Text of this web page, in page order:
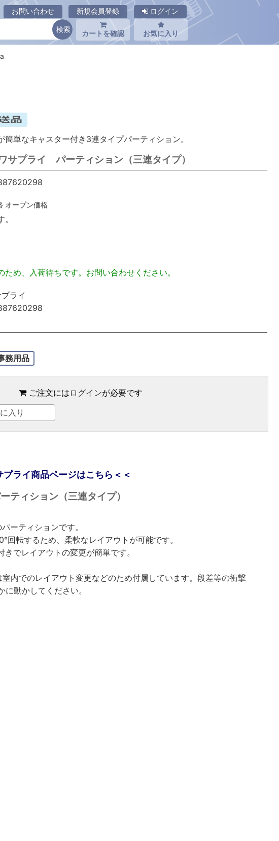
お問い合わせ 新規会員登録 ログイン
カートを確認 お気に入り
簡単なキャスター付き3連タイプパーティション。
サプライ パーティション（三連タイプ）
オープン価格
ため、入荷待ちです。お問い合わせください。
ライ
務用品
ご注文には ログインが必要です
入り
プライ商品ページはこちら＜＜
ティション（三連タイプ）
ーティションです。
回転するため、柔軟なレイアウトが可能です。
でレイアウトの変更が簡単です。
内でのレイアウト変更などのため付属しています。段差等の衝撃
に動かしてください。